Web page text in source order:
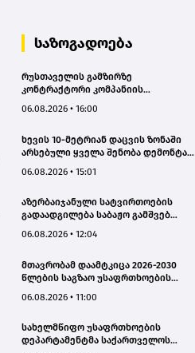
საზოგადოება
რუსთაველის გამზირზე
კონტრაქტორი კომპანიის
ახლოს იმოძრავა, რამაც ნიადაგის
გამოიწვია, გადაბრუნდა
ავტომანქანა - თვითმცლელში
იმყოფებოდა მცირეწლოვანი ბავშვი
06.08.2026 • 16:00
ხევის 10-მეტრიან დაცვის ზონაში
არსებული ყველა შენობა დემონტაჟს
06.08.2026 • 15:01
აზერბაიჯანული სატვირთოების
გადაადგილება საბაჟო გამშვებ
მიმდინარეობს- შემოსავლების
06.08.2026 • 12:04
მთავრობამ დაამტკიცა 2026-2030
წლების საგზაო უსაფრთხოების
სამოქმედო გეგმა – თამარ
06.08.2026 • 11:00
სახელმწიფო უსაფრთხოების
დეპარტამენტმა საქართველოს